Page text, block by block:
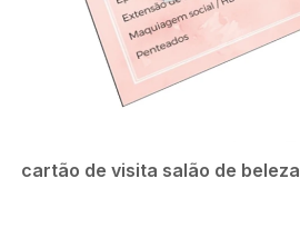
cartão de visita salão de beleza